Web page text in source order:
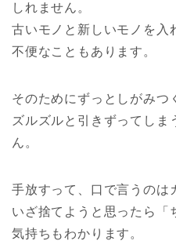
しれません。
古いモノと新しいモノを入
不便なこともあります。
そのためにずっとしがみつ
ズルズルと引きずってしま
ん。
手放すって、口で言うのは
いざ捨てようと思ったら「
気持ちもわかります。